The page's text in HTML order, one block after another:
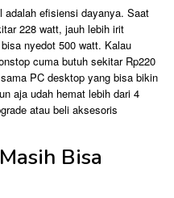
efisiensi dayanya. Saat
228 watt, jauh lebih irit
nyedot 500 watt. Kalau
cuma butuh sekitar Rp220
PC desktop yang bisa bikin
aja udah hemat lebih dari 4
atau beli aksesoris
Bisa